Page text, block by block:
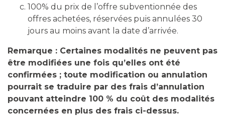
100% du prix de l’offre subventionnée des
offres achetées, réservées puis annulées 30
jours au moins avant la date d’arrivée.
Remarque : Certaines modalités ne peuvent pas
être modifiées une fois qu’elles ont été
confirmées ; toute modification ou annulation
pourrait se traduire par des frais d’annulation
pouvant atteindre 100 % du coût des modalités
concernées en plus des frais ci-dessus.